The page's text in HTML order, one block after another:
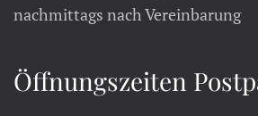
nachmittags nach Vereinbarung
Öffnungszeiten